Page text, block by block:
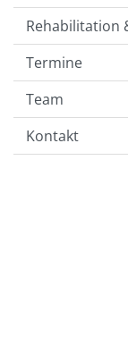
Rehabilitation
Termine
Team
Kontakt